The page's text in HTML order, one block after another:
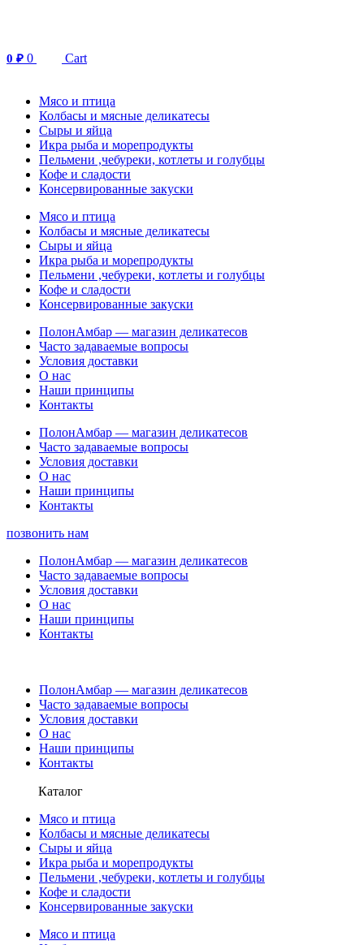
0 ₽ 0 Cart
Мясо и птица
Колбасы и мясные деликатесы
Сыры и яйца
Икра рыба и морепродукты
Пельмени ,чебуреки, котлеты и голубцы
Кофе и сладости
Консервированные закуски
Мясо и птица
Колбасы и мясные деликатесы
Сыры и яйца
Икра рыба и морепродукты
Пельмени ,чебуреки, котлеты и голубцы
Кофе и сладости
Консервированные закуски
ПолонАмбар — магазин деликатесов
Часто задаваемые вопросы
Условия доставки
О нас
Наши принципы
Контакты
ПолонАмбар — магазин деликатесов
Часто задаваемые вопросы
Условия доставки
О нас
Наши принципы
Контакты
позвонить нам
ПолонАмбар — магазин деликатесов
Часто задаваемые вопросы
Условия доставки
О нас
Наши принципы
Контакты
ПолонАмбар — магазин деликатесов
Часто задаваемые вопросы
Условия доставки
О нас
Наши принципы
Контакты
Каталог
Мясо и птица
Колбасы и мясные деликатесы
Сыры и яйца
Икра рыба и морепродукты
Пельмени ,чебуреки, котлеты и голубцы
Кофе и сладости
Консервированные закуски
Мясо и птица